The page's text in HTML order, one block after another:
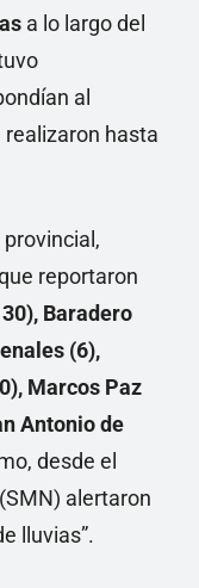
a lo largo del
al
hasta
reportaron
Baradero
(6),
Marcos Paz
Antonio de
desde el
alertaron
lluvias”.